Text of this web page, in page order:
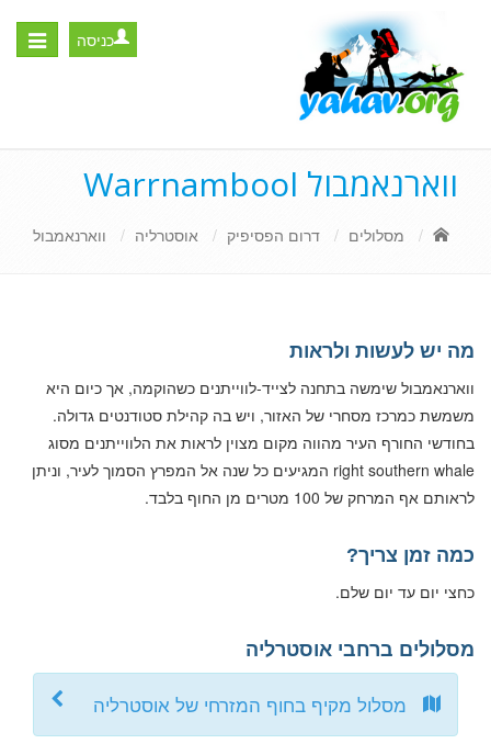
Toggle
כניסה
ווארנאמבול Warrnambool
מסלולים דרום הפסיפיק אוסטרליה ווארנאמבול
מה יש לעשות ולראות
ווארנאמבול שימשה בתחנה לצייד-לווייתנים כשהוקמה, אך כיום היא
משמשת כמרכז מסחרי של האזור, ויש בה קהילת סטודנטים גדולה.
בחודשי החורף העיר מהווה מקום מצוין לראות את הלווייתנים מסוג
right southern whale המגיעים כל שנה אל המפרץ הסמוך לעיר, וניתן
לראותם אף המרחק של 100 מטרים מן החוף בלבד.
כמה זמן צריך?
כחצי יום עד יום שלם.
מסלולים ברחבי אוסטרליה
מסלול מקיף בחוף המזרחי של אוסטרליה